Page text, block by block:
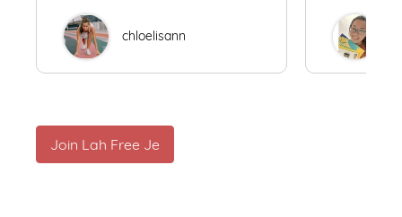
chloelisann
Join Lah Free Je